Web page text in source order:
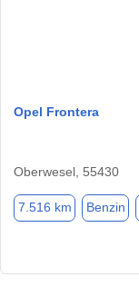
Opel Frontera
Oberwesel, 55430
7.516 km Benzin